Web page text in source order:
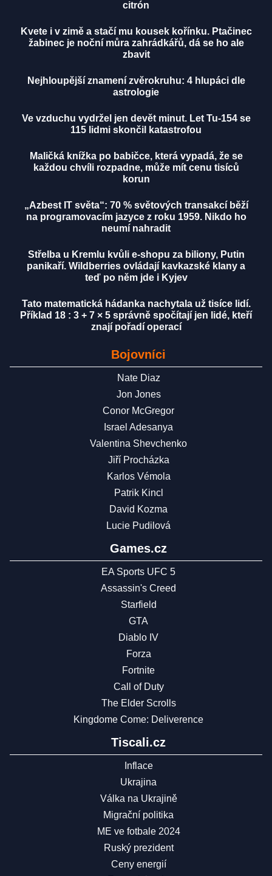
citrón
Kvete i v zimě a stačí mu kousek kořínku. Ptačinec
žabinec je noční můra zahrádkářů, dá se ho ale
zbavit
Nejhloupější znamení zvěrokruhu: 4 hlupáci dle
astrologie
Ve vzduchu vydržel jen devět minut. Let Tu-154 se
115 lidmi skončil katastrofou
Maličká knížka po babičce, která vypadá, že se
každou chvíli rozpadne, může mít cenu tisíců
korun
„Azbest IT světa“: 70 % světových transakcí běží
na programovacím jazyce z roku 1959. Nikdo ho
neumí nahradit
Střelba u Kremlu kvůli e-shopu za biliony, Putin
panikaří. Wildberries ovládají kavkazské klany a
teď po něm jde i Kyjev
Tato matematická hádanka nachytala už tisíce lidí.
Příklad 18 : 3 + 7 × 5 správně spočítají jen lidé, kteří
znají pořadí operací
Bojovníci
Nate Diaz
Jon Jones
Conor McGregor
Israel Adesanya
Valentina Shevchenko
Jiří Procházka
Karlos Vémola
Patrik Kincl
David Kozma
Lucie Pudilová
Games.cz
EA Sports UFC 5
Assassin's Creed
Starfield
GTA
Diablo IV
Forza
Fortnite
Call of Duty
The Elder Scrolls
Kingdome Come: Deliverence
Tiscali.cz
Inflace
Ukrajina
Válka na Ukrajině
Migrační politika
ME ve fotbale 2024
Ruský prezident
Ceny energií